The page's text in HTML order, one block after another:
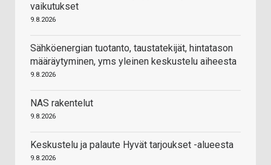
vaikutukset
9.8.2026
Sähköenergian tuotanto, taustatekijät, hintatason
määräytyminen, yms yleinen keskustelu aiheesta
9.8.2026
NAS rakentelut
9.8.2026
Keskustelu ja palaute Hyvät tarjoukset -alueesta
9.8.2026